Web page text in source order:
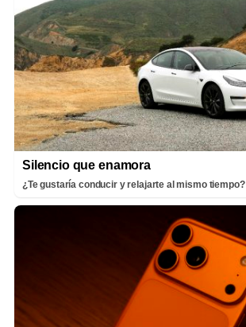
Silencio que enamora
¿Te gustaría conducir y relajarte al mismo tiempo?